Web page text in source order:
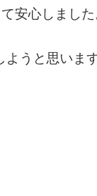
安心しました
うと思います